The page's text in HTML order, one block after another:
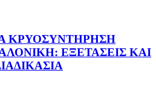
ΚΡΥΟΣΥΝΤΗΡΗΣΗ
ΕΞΕΤΑΣΕΙΣ ΚΑΙ